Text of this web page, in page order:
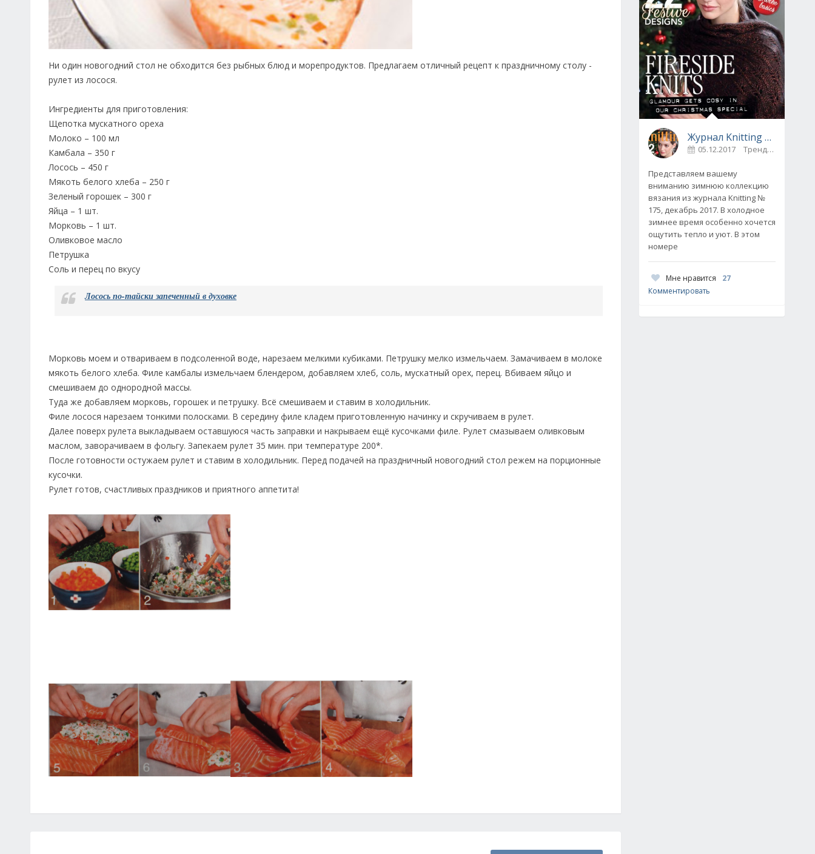
Ни один новогодний стол не обходится без рыбных блюд и морепродуктов. Предлагаем отличный рецепт к праздничному столу -
рулет из лосося.
Ингредиенты для приготовления:
Щепотка мускатного ореха
Молоко – 100 мл
Камбала – 350 г
Лосось – 450 г
Мякоть белого хлеба – 250 г
Зеленый горошек – 300 г
Яйца – 1 шт.
Морковь – 1 шт.
Оливковое масло
Петрушка
Соль и перец по вкусу
Лосось по-тайски запеченный в духовке
Морковь моем и отвариваем в подсоленной воде, нарезаем мелкими кубиками. Петрушку мелко измельчаем. Замачиваем в молоке
мякоть белого хлеба. Филе камбалы измельчаем блендером, добавляем хлеб, соль, мускатный орех, перец. Вбиваем яйцо и
смешиваем до однородной массы.
Туда же добавляем морковь, горошек и петрушку. Всё смешиваем и ставим в холодильник.
Филе лосося нарезаем тонкими полосками. В середину филе кладем приготовленную начинку и скручиваем в рулет.
Далее поверх рулета выкладываем оставшуюся часть заправки и накрываем ещё кусочками филе. Рулет смазываем оливковым
маслом, заворачиваем в фольгу. Запекаем рулет 35 мин. при температуре 200*.
После готовности остужаем рулет и ставим в холодильник. Перед подачей на праздничный новогодний стол режем на порционные
кусочки.
Рулет готов, счастливых праздников и приятного аппетита!
Журнал Knitting № 175, декабрь 2017
05.12.2017 Тренды
Представляем вашему
вниманию зимнюю коллекцию
вязания из журнала Knitting №
175, декабрь 2017. В холодное
зимнее время особенно хочется
ощутить тепло и уют. В этом
номере
Мне нравится
27
Комментировать